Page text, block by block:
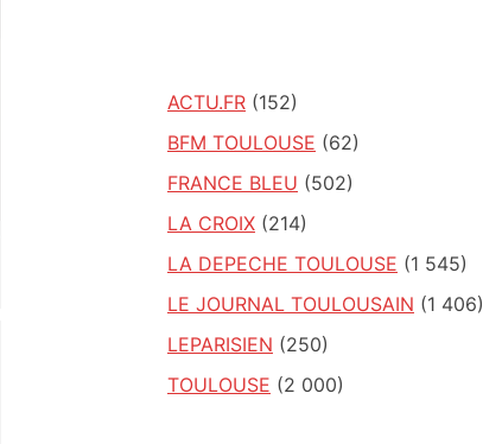
ACTU.FR (152)
BFM TOULOUSE (62)
FRANCE BLEU (502)
LA CROIX (214)
LA DEPECHE TOULOUSE (1 545)
LE JOURNAL TOULOUSAIN (1 406)
LEPARISIEN (250)
TOULOUSE (2 000)